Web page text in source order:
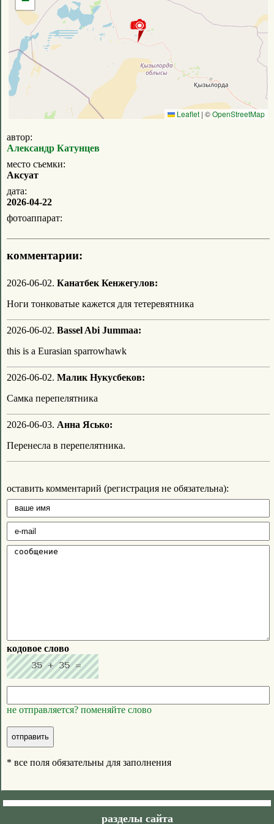
Leaflet | ©OpenStreetMap
автор:
Александр Катунцев
место съемки:
Аксуат
дата:
2026-04-22
фотоаппарат:
комментарии:
2026-06-02. Канатбек Кенжегулов:
Ноги тонковатые кажется для тетеревятника
2026-06-02. Bassel Abi Jummaa:
this is a Eurasian sparrowhawk
2026-06-02. Малик Нукусбеков:
Самка перепелятника
2026-06-03. Анна Ясько:
Перенесла в перепелятника.
оставить комментарий (регистрация не обязательна):
кодовое слово
не отправляется? поменяйте слово
* все поля обязательны для заполнения
разделы сайта